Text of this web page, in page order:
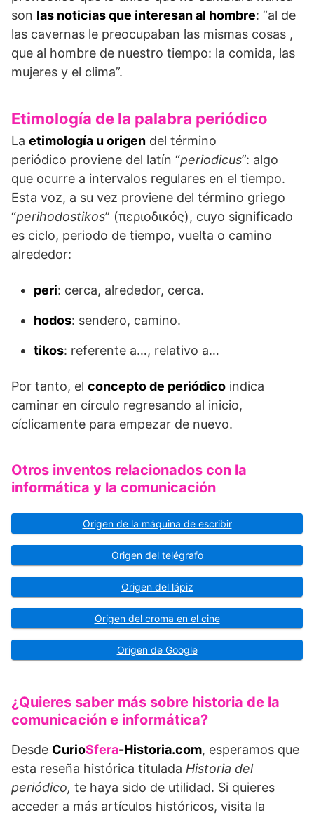
son las noticias que interesan al hombre: “al de
las cavernas le preocupaban las mismas cosas ,
que al hombre de nuestro tiempo: la comida, las
mujeres y el clima”.
Etimología de la palabra periódico
La etimología u origen del término
periódico proviene del latín “periodicus”: algo
que ocurre a intervalos regulares en el tiempo.
Esta voz, a su vez proviene del término griego
“perihodostikos” (περιοδικός), cuyo significado
es ciclo, periodo de tiempo, vuelta o camino
alrededor:
peri: cerca, alrededor, cerca.
hodos: sendero, camino.
tikos: referente a…, relativo a…
Por tanto, el concepto de periódico indica
caminar en círculo regresando al inicio,
cíclicamente para empezar de nuevo.
Otros inventos relacionados con la
informática y la comunicación
Origen de la máquina de escribir
Origen del telégrafo
Origen del lápiz
Origen del croma en el cine
Origen de Google
¿Quieres saber más sobre historia de la
comunicación e informática?
Desde CurioSfera-Historia.com, esperamos que
esta reseña histórica titulada Historia del
periódico, te haya sido de utilidad. Si quieres
acceder a más artículos históricos, visita la